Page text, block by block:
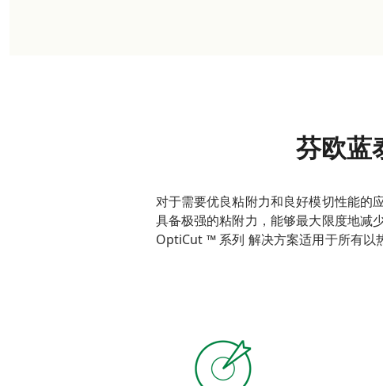
芬欧蓝
对于需要优良粘附力和良好模切性能
具备极强的粘附力，能够最大限度地减
OptiCut ™ 系列 解决方案适用于所有以